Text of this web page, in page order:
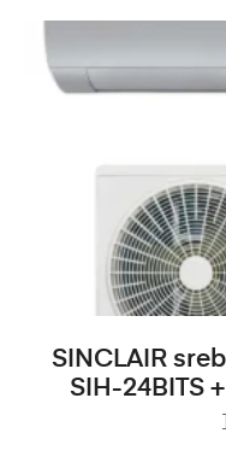
SINCLAIR
SIH-24BITS